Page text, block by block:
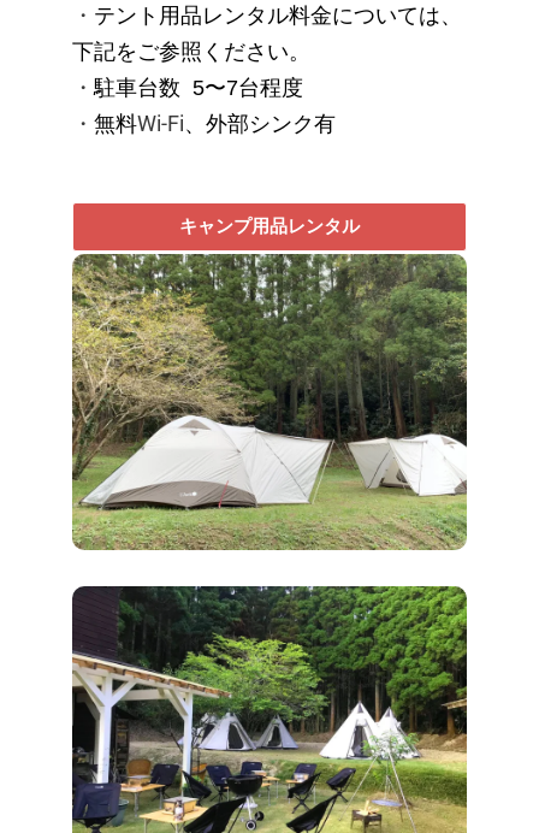
・ テント用品レンタル料金については、
下記をご参照ください。
・ 駐車台数 5〜7台程度
・ 無料Wi-Fi、外部シンク有
キャンプ用品レンタル